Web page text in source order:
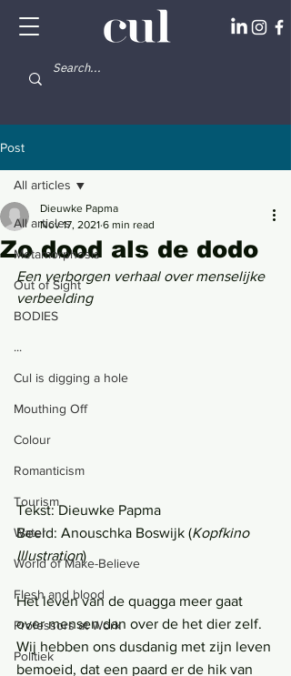
Post
All articles
Metamorphosis
Out of Sight
BODIES
...
Cul is digging a hole
Mouthing Off
Colour
Romanticism
Tourism
Water
World of Make-Believe
Flesh and blood
Professors at Work
Politiek
All articles
Zo dood als de dodo
Dieuwke Papma
Nov 17, 2021 6 min read
Een verborgen verhaal over menselijke
verbeelding
Tekst: Dieuwke Papma
Beeld: Anouschka Boswijk (Kopfkino
Illustration)
Het leven van de quagga meer gaat
over mensen dan over de het dier zelf.
Wij hebben ons dusdanig met zijn leven
bemoeid, dat een paard er de hik van